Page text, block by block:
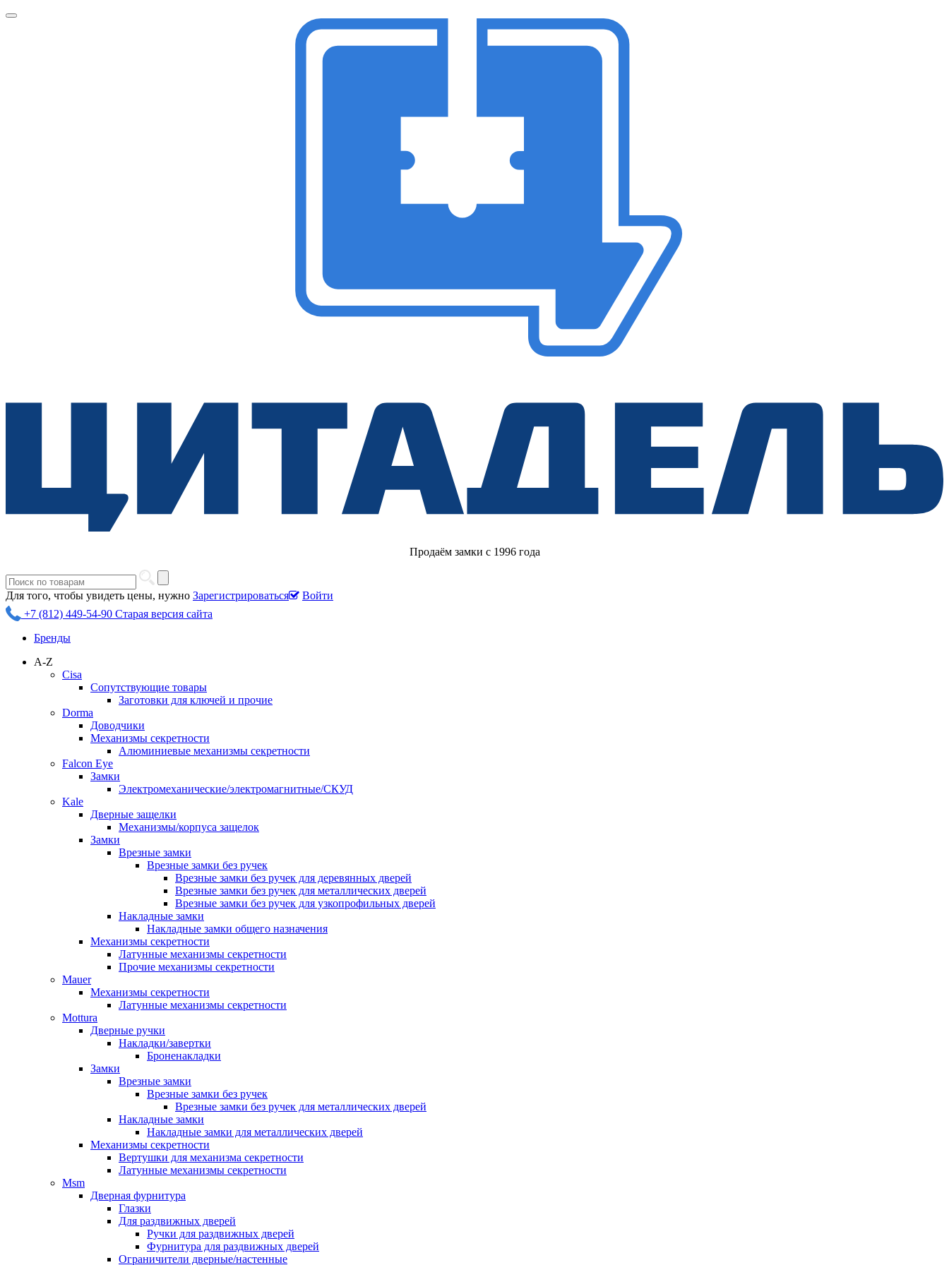
Продаём замки с 1996 года
Для того, чтобы увидеть цены, нужно Зарегистрироваться
Войти
+7 (812) 449-54-90 Старая версия сайта
Бренды
A-Z
Cisa
Сопутствующие товары
Заготовки для ключей и прочие
Dorma
Доводчики
Механизмы секретности
Алюминиевые механизмы секретности
Falcon Eye
Замки
Электромеханические/электромагнитные/СКУД
Kale
Дверные защелки
Механизмы/корпуса защелок
Замки
Врезные замки
Врезные замки без ручек
Врезные замки без ручек для деревянных дверей
Врезные замки без ручек для металлических дверей
Врезные замки без ручек для узкопрофильных дверей
Накладные замки
Накладные замки общего назначения
Механизмы секретности
Латунные механизмы секретности
Прочие механизмы секретности
Mauer
Механизмы секретности
Латунные механизмы секретности
Mottura
Дверные ручки
Накладки/завертки
Броненакладки
Замки
Врезные замки
Врезные замки без ручек
Врезные замки без ручек для металлических дверей
Накладные замки
Накладные замки для металлических дверей
Механизмы секретности
Вертушки для механизма секретности
Латунные механизмы секретности
Msm
Дверная фурнитура
Глазки
Для раздвижных дверей
Ручки для раздвижных дверей
Фурнитура для раздвижных дверей
Ограничители дверные/настенные